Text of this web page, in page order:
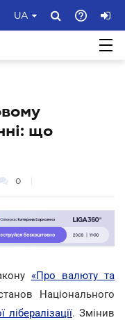
UA
що
0
«Про валюту та
Національного
лібералізації. Змінив